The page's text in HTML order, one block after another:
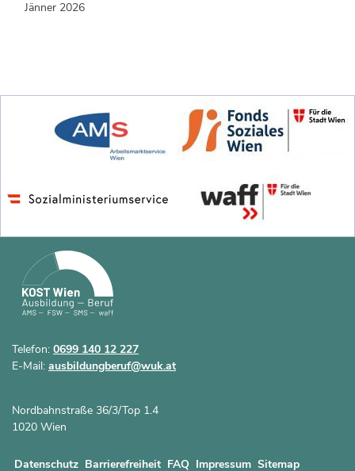
Jänner 2026
Nordbahnstraße 36/3/Top 1.4
1020 Wien
Telefon: 0699 140 12 227
E-Mail: ausbildungberuf@wuk.at
Datenschutz Barrierefreiheit FAQ Impressum Sitemap